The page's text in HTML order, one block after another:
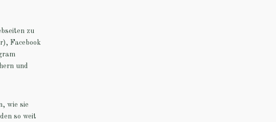
zu
Facebook
und
wie sie
so weit